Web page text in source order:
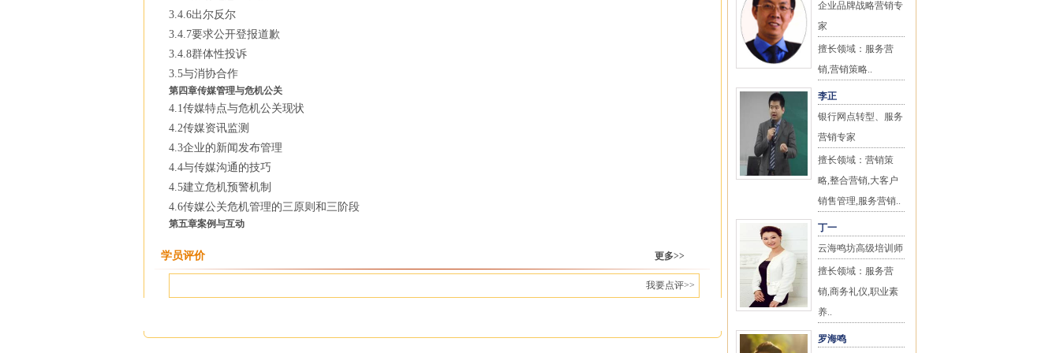
3.4.6出尔反尔
3.4.7要求公开登报道歉
3.4.8群体性投诉
3.5与消协合作
第四章传媒管理与危机公关
4.1传媒特点与危机公关现状
4.2传媒资讯监测
4.3企业的新闻发布管理
4.4与传媒沟通的技巧
4.5建立危机预警机制
4.6传媒公关危机管理的三原则和三阶段
第五章案例与互动
学员评价 更多>>
我要点评>>
企业品牌战略营销专
家
擅长领域：服务营
销,营销策略..
李正
银行网点转型、服务
营销专家
擅长领域：营销策
略,整合营销,大客户
销售管理,服务营销..
丁一
云海鸣坊高级培训师
擅长领域：服务营
销,商务礼仪,职业素
养..
罗海鸣